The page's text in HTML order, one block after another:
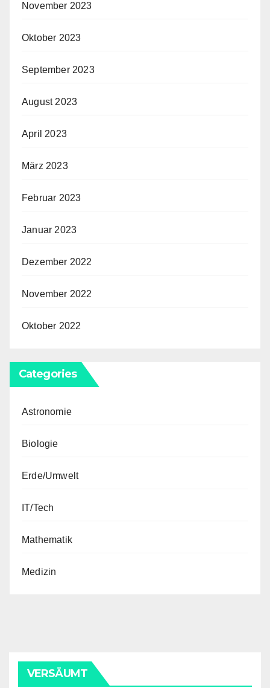
November 2023
Oktober 2023
September 2023
August 2023
April 2023
März 2023
Februar 2023
Januar 2023
Dezember 2022
November 2022
Oktober 2022
Categories
Astronomie
Biologie
Erde/Umwelt
IT/Tech
Mathematik
Medizin
VERSÄUMT